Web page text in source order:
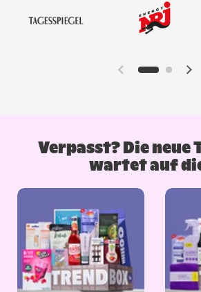
Verpasst? Die neue
wartet auf